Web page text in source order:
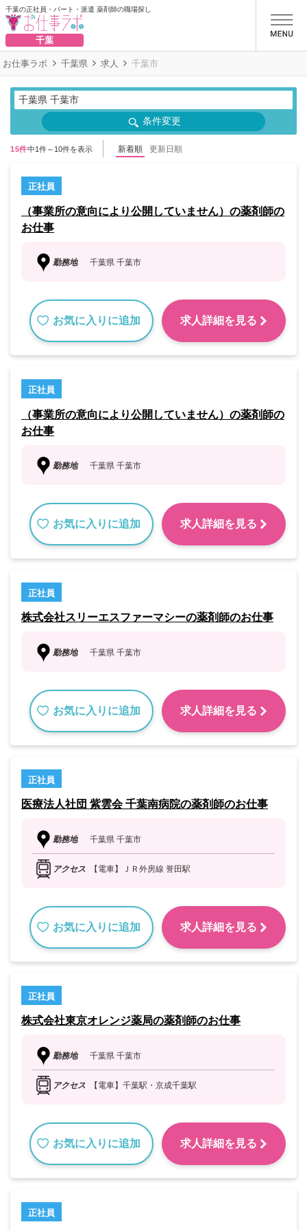
千葉の正社員・パート・派遣 薬剤師の職場探し
千葉
お仕事ラボ 千葉県 求人 千葉市
千葉県 千葉市
条件変更
15件中1件～10件を表示 新着順 更新日順
正社員
（事業所の意向により公開していません）の薬剤師の
お仕事
勤務地 千葉県 千葉市
お気に入りに追加 求人詳細を見る
正社員
（事業所の意向により公開していません）の薬剤師の
お仕事
勤務地 千葉県 千葉市
お気に入りに追加 求人詳細を見る
正社員
株式会社スリーエスファーマシーの薬剤師のお仕事
勤務地 千葉県 千葉市
お気に入りに追加 求人詳細を見る
正社員
医療法人社団 紫雲会 千葉南病院の薬剤師のお仕事
勤務地 千葉県 千葉市
アクセス 【電車】ＪＲ外房線 誉田駅
お気に入りに追加 求人詳細を見る
正社員
株式会社東京オレンジ薬局の薬剤師のお仕事
勤務地 千葉県 千葉市
アクセス 【電車】千葉駅・京成千葉駅
お気に入りに追加 求人詳細を見る
正社員